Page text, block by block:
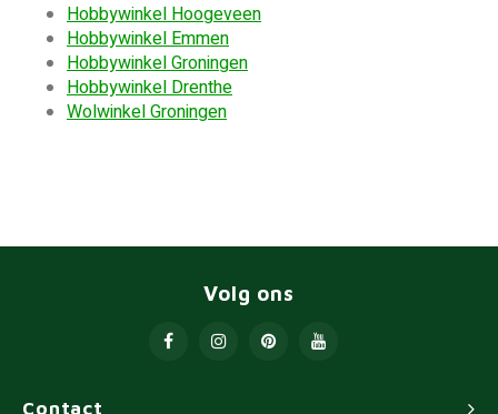
Hobbywinkel Hoogeveen
Hobbywinkel Emmen
Hobbywinkel Groningen
Hobbywinkel Drenthe
Wolwinkel Groningen
Contact
Volg ons